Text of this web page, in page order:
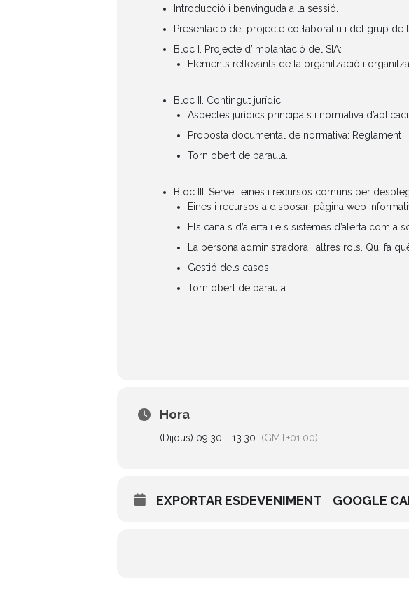
Introducció i benvinguda a la sessió.
Presentació del projecte col·laboratiu i del grup
Bloc I. Projecte d’implantació del SIA:
Elements rellevants de la organització i
Bloc II. Contingut jurídic:
Aspectes jurídics principals i normativa
Proposta documental de normativa: Reglament
Torn obert de paraula.
Bloc III. Servei, eines i recursos comuns per
Eines i recursos a disposar: pàgina web
Els canals d’alerta i els sistemes d’alerta com a
La persona administradora i altres rols. Qui fa
Gestió dels casos.
Torn obert de paraula.
Hora
(Dijous) 09:30 - 13:30 (GMT+01:00)
EXPORTAR ESDEVENIMENT GOOGLE